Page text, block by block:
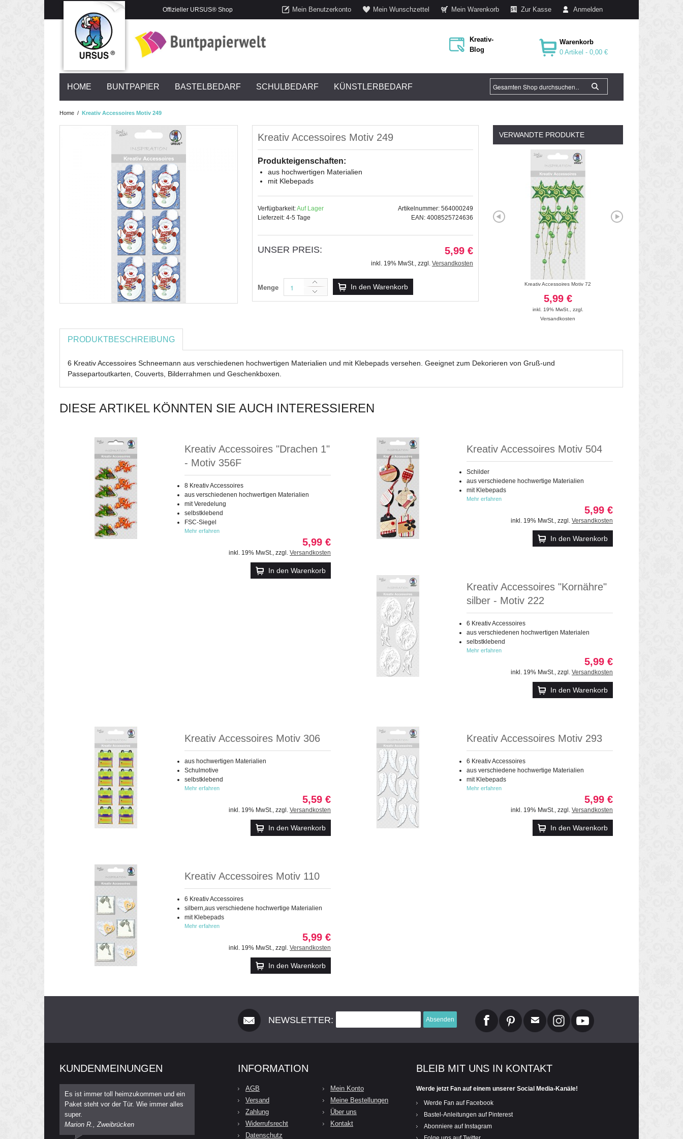
Offizieller URSUS® Shop Mein Benutzerkonto Mein Wunschzettel Mein Warenkorb Zur Kasse Anmelden
Kreativ-
Blog
Warenkorb
0 Artikel -0,00 €
HOME BUNTPAPIER BASTELBEDARF SCHULBEDARF KÜNSTLERBEDARF
Home / Kreativ Accessoires Motiv 249
Kreativ Accessoires Motiv 249
Produkteigenschaften:
aus hochwertigen Materialien
mit Klebepads
Verfügbarkeit:Auf Lager
Lieferzeit: 4-5 Tage
Artikelnummer: 564000249
EAN: 4008525724636
UNSER PREIS: 5,99 €
inkl. 19% MwSt., zzgl. Versandkosten
Menge In den Warenkorb
VERWANDTE PRODUKTE
Kreativ Accessoires Motiv 247
5,99 €
Kreativ Accessoires Motiv 72
5,99 €
inkl. 19% MwSt.
zzgl.
Versandkosten
PRODUKTBESCHREIBUNG
6 Kreativ Accessoires Schneemann aus verschiedenen hochwertigen Materialien und mit Klebepads versehen. Geeignet zum Dekorieren von Gruß-und
Passepartoutkarten, Couverts, Bilderrahmen und Geschenkboxen.
DIESE ARTIKEL KÖNNTEN SIE AUCH INTERESSIEREN
Kreativ Accessoires "Drachen 1"
- Motiv 356F
8 Kreativ Accessoires
aus verschiedenen hochwertigen Materialien
mit Veredelung
selbstklebend
FSC-Siegel
Mehr erfahren
5,99 €
inkl. 19% MwSt., zzgl. Versandkosten
In den Warenkorb
Kreativ Accessoires Motiv 504
Schilder
aus verschiedene hochwertige Materialien
mit Klebepads
Mehr erfahren
5,99 €
inkl. 19% MwSt., zzgl. Versandkosten
In den Warenkorb
Kreativ Accessoires "Kornähre"
silber - Motiv 222
6 Kreativ Accessoires
aus verschiedenen hochwertigen Materialen
selbstklebend
Mehr erfahren
5,99 €
inkl. 19% MwSt., zzgl. Versandkosten
In den Warenkorb
Kreativ Accessoires Motiv 306
aus hochwertigen Materialien
Schulmotive
selbstklebend
Mehr erfahren
5,59 €
inkl. 19% MwSt., zzgl. Versandkosten
In den Warenkorb
Kreativ Accessoires Motiv 293
6 Kreativ Accessoires
aus verschiedene hochwertige Materialien
mit Klebepads
Mehr erfahren
5,99 €
inkl. 19% MwSt., zzgl. Versandkosten
In den Warenkorb
Kreativ Accessoires Motiv 110
6 Kreativ Accessoires
silbern,aus verschiedene hochwertige Materialien
mit Klebepads
Mehr erfahren
5,99 €
inkl. 19% MwSt., zzgl. Versandkosten
In den Warenkorb
NEWSLETTER: Absenden
KUNDENMEINUNGEN
Es ist immer toll heimzukommen und ein
Paket steht vor der Tür. Wie immer alles
super.
Marion R., Zweibrücken
INFORMATION
AGB
Versand
Zahlung
Widerrufsrecht
Datenschutz
Mein Konto
Meine Bestellungen
Über uns
Kontakt
BLEIB MIT UNS IN KONTAKT
Werde jetzt Fan auf einem unserer Social Media-Kanäle!
Werde Fan auf Facebook
Bastel-Anleitungen auf Pinterest
Abonniere auf Instagram